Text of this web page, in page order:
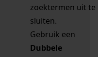
zoektermen uit te
sluiten.
Gebruik een
Dubbele